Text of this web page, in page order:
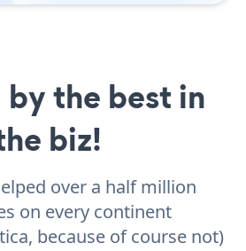
the best in
biz!
over a half million
on every continent
because of course not)